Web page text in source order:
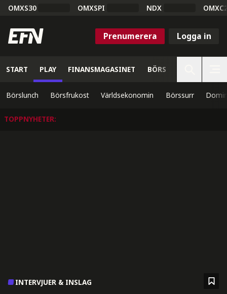
OMXS30 OMXSPI NDX
Prenumerera Logga in
START PLAY FINANSMAGASINET BÖRS
Börslunch Börsfrukost Världsekonomin Börssurr
TOPPNYHETER:
INTERVJUER & INSLAG